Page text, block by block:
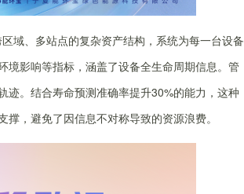
域、多站点的复杂资产结构，系统为每一台设备
境影响等指标，涵盖了设备全生命周期信息。管
迹。结合寿命预测准确率提升30%的能力，这种
，避免了因信息不对称导致的资源浪费。